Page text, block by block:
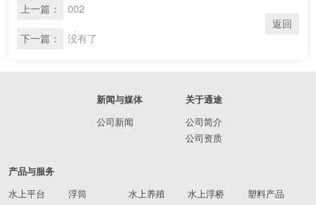
上一篇： 002
下一篇： 没有了
返回
新闻与媒体
公司新闻
关于通途
公司简介
公司资质
产品与服务
水上平台
浮筒 水上养殖 水上浮桥
塑料产品